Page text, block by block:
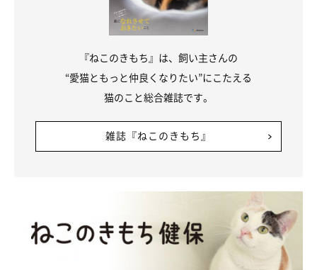
『ねこのきもち』は、飼い主さんの
“愛猫ともっと仲良くなりたい”にこたえる
猫のこと総合雑誌です。
雑誌『ねこのきもち』